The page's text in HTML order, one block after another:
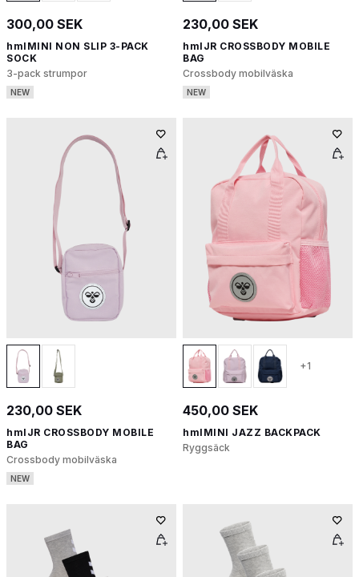
300,00 SEK
hmlMINI NON SLIP 3-PACK
SOCK
3-pack strumpor
NEW
230,00 SEK
hmlJR CROSSBODY MOBILE
BAG
Crossbody mobilväska
NEW
230,00 SEK
hmlJR CROSSBODY MOBILE
BAG
Crossbody mobilväska
NEW
+1
450,00 SEK
hmlMINI JAZZ BACKPACK
Ryggsäck